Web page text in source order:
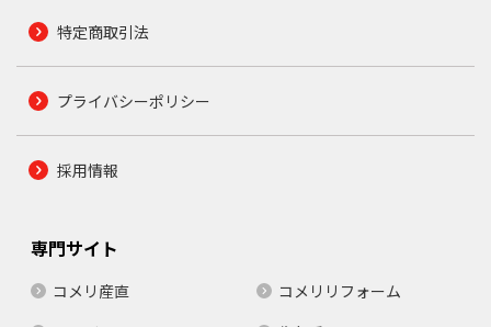
特定商取引法
プライバシーポリシー
採用情報
専門サイト
コメリ産直
コメリリフォーム